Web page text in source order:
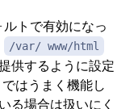
トで有効になっ
/var/ www/html
供するように設定
はうまく機能し
る場合は扱いにく